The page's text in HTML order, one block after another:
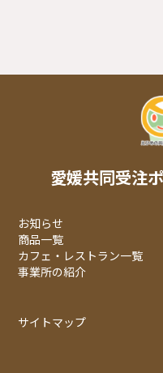
愛媛共同受注
お知らせ
商品一覧
カフェ・レストラン一覧
事業所の紹介
サイトマップ